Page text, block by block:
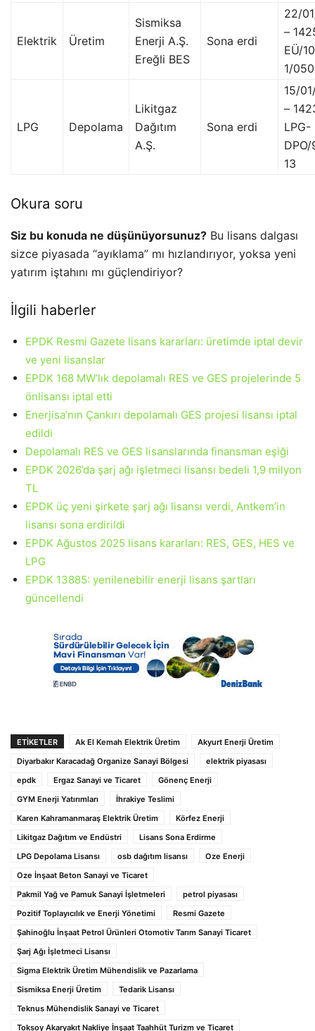
Elektrik Üretim
Sismiksa
Enerji A.Ş.
Ereğli BES
Sona erdi
22/
–
EÜ/
1/
LPG Depolama
Likitgaz
Dağıtım
A.Ş.
Sona erdi
15/
–
LPG-
13
Okura soru
Siz bu konuda ne düşünüyorsunuz? Bu lisans dalgası
sizce piyasada “ayıklama” mı hızlandırıyor, yoksa yeni
yatırım iştahını mı güçlendiriyor?
İlgili haberler
EPDK Resmi Gazete lisans kararları: üretimde iptal devir
ve yeni lisanslar
EPDK 168 MW’lık depolamalı RES ve GES projelerinde 5
önlisansı iptal etti
Enerjisa’nın Çankırı depolamalı GES projesi lisansı iptal
edildi
Depolamalı RES ve GES lisanslarında finansman eşiği
EPDK 2026’da şarj ağı işletmeci lisansı bedeli 1,9 milyon
TL
EPDK üç yeni şirkete şarj ağı lisansı verdi, Antkem’in
lisansı sona erdirildi
EPDK Ağustos 2025 lisans kararları: RES, GES, HES ve
LPG
EPDK 13885: yenilenebilir enerji lisans şartları
güncellendi
ETIKETLER Ak El Kemah Elektrik Üretim
Akyurt Enerji Üretim
Diyarbakır Karacadağ Organize Sanayi Bölgesi
elektrik piyasası
epdk
Ergaz Sanayi ve Ticaret
Gönenç Enerji
GYM Enerji Yatırımları
İhrakiye Teslimi
Karen Kahramanmaraş Elektrik Üretim
Körfez Enerji
Likitgaz Dağıtım ve Endüstri
Lisans Sona Erdirme
LPG Depolama Lisansı
osb dağıtım lisansı
Oze Enerji
Oze İnşaat Beton Sanayi ve Ticaret
Pakmil Yağ ve Pamuk Sanayi İşletmeleri
petrol piyasası
Pozitif Toplayıcılık ve Enerji Yönetimi
Resmi Gazete
Şahinoğlu İnşaat Petrol Ürünleri Otomotiv Tarım Sanayi Ticaret
Şarj Ağı İşletmeci Lisansı
Sigma Elektrik Üretim Mühendislik ve Pazarlama
Sismiksa Enerji Üretim
Tedarik Lisansı
Teknus Mühendislik Sanayi ve Ticaret
Toksoy Akaryakıt Nakliye İnşaat Taahhüt Turizm ve Ticaret